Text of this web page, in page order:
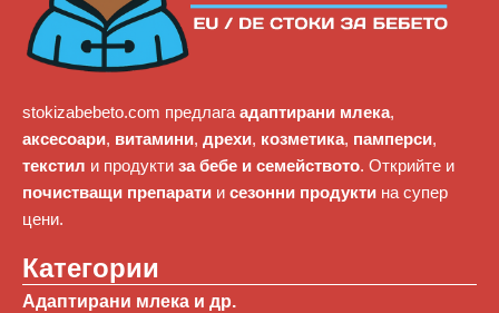
stokizabebeto.com предлага адаптирани млека,
аксесоари, витамини, дрехи, козметика, памперси,
текстил и продукти за бебе и семейството. Открийте и
почистващи препарати и сезонни продукти на супер
цени.
Категории
Адаптирани млека и др.